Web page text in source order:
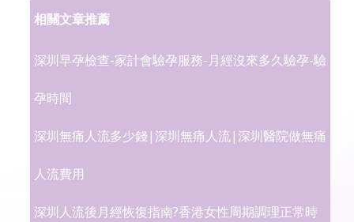
相關文章推薦
深圳早孕檢查-家計會驗孕服務-月經沒來多久驗孕-驗
孕時間
深圳無痛人流多少錢|深圳無痛人流|深圳醫院做無痛
人流費用
深圳人流後月經恢復指南?香港女性周期調理正常時